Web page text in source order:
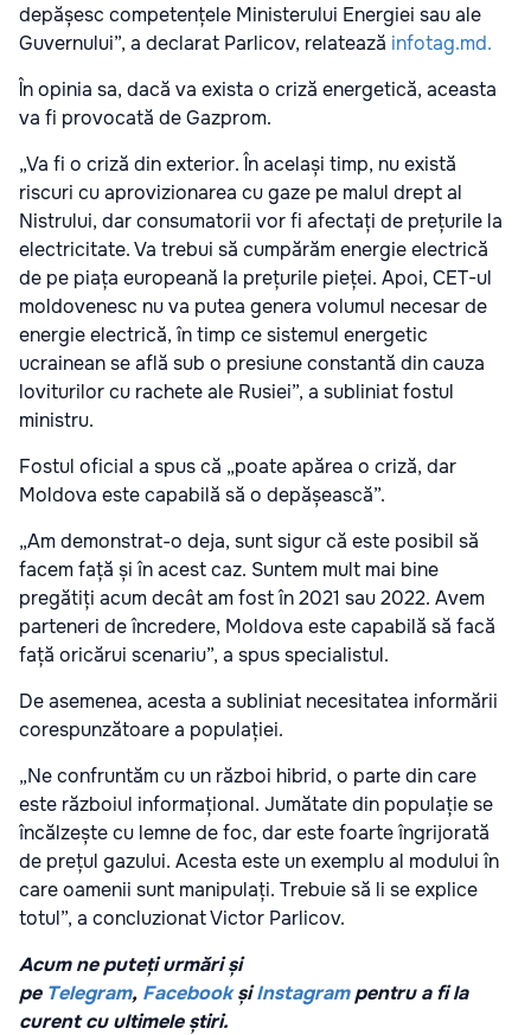
depășesc competențele Ministerului Energiei sau ale
Guvernului”, a declarat Parlicov, relatează infotag.md.
În opinia sa, dacă va exista o criză energetică, aceasta
va fi provocată de Gazprom.
„Va fi o criză din exterior. În același timp, nu există
riscuri cu aprovizionarea cu gaze pe malul drept al
Nistrului, dar consumatorii vor fi afectați de prețurile la
electricitate. Va trebui să cumpărăm energie electrică
de pe piața europeană la prețurile pieței. Apoi, CET-ul
moldovenesc nu va putea genera volumul necesar de
energie electrică, în timp ce sistemul energetic
ucrainean se află sub o presiune constantă din cauza
loviturilor cu rachete ale Rusiei”, a subliniat fostul
ministru.
Fostul oficial a spus că „poate apărea o criză, dar
Moldova este capabilă să o depășească”.
„Am demonstrat-o deja, sunt sigur că este posibil să
facem față și în acest caz. Suntem mult mai bine
pregătiți acum decât am fost în 2021 sau 2022. Avem
parteneri de încredere, Moldova este capabilă să facă
față oricărui scenariu”, a spus specialistul.
De asemenea, acesta a subliniat necesitatea informării
corespunzătoare a populației.
„Ne confruntăm cu un război hibrid, o parte din care
este războiul informațional. Jumătate din populație se
încălzește cu lemne de foc, dar este foarte îngrijorată
de prețul gazului. Acesta este un exemplu al modului în
care oamenii sunt manipulați. Trebuie să li se explice
totul”, a concluzionat Victor Parlicov.
Acum ne puteți urmări și
pe Telegram, Facebook șiInstagrampentru a fi la
curent cu ultimele știri.